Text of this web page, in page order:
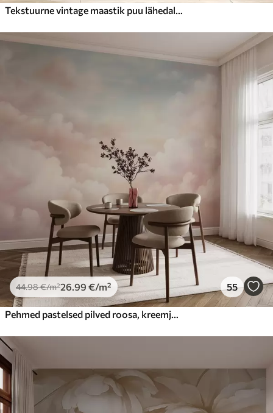
44.98€/m²26 .99 €/m² 55